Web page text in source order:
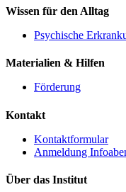
Wissen für den Alltag
Psychische
Materialien & Hilfen
Förderung
Kontakt
Kontaktformular
Anmeldung
Über das Institut